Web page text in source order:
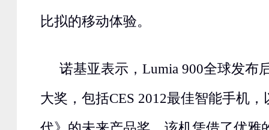
比拟的移动体验。
诺基亚表示，Lumia 900全球发布
大奖，包括CES 2012最佳智能手机